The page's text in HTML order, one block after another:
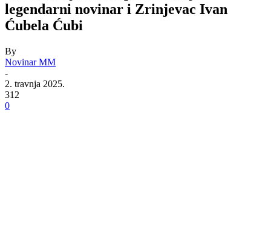
legendarni novinar i Zrinjevac Ivan
Ćubela Ćubi
By
Novinar MM
-
2. travnja 2025.
312
0